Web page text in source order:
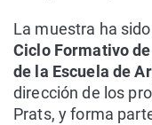
La muestra ha sido
Ciclo Formativo
de la Escuela de
dirección de los
Prats, y forma